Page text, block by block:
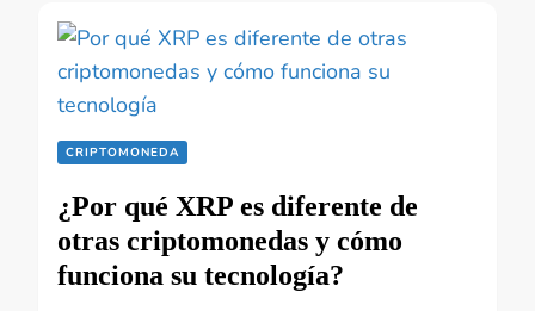
CRIPTOMONEDA
¿Por qué XRP es diferente de
otras criptomonedas y cómo
funciona su tecnología?